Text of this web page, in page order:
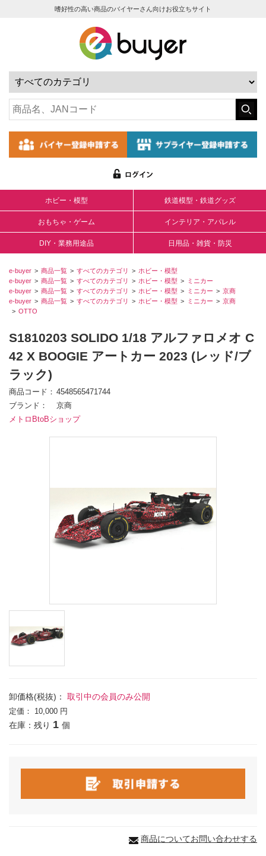
嗜好性の高い商品のバイヤーさん向けお役立ちサイト
ホビー・模型 鉄道模型・鉄道グッズ
おもちゃ・ゲーム インテリア・アパレル
DIY・業務用途品 日用品・雑貨・防災
e-buyer 商品一覧 すべてのカテゴリ
ホビー・模型
e-buyer
商品一覧 すべてのカテゴリ ホビー・模型
ミニカー
e-buyer
商品一覧 すべてのカテゴリ ホビー・模型 ミニカー
京商
e-buyer
商品一覧 すべてのカテゴリ ホビー・模型 ミニカー
京商
OTTO
S1810203 SOLIDO 1/18 アルファロメオ C
42 X BOOGIE アートカー 2023 (レッド/ブ
ラック)
商品コード
4548565471744
ブランド
京商
メトロBtoBショップ
卸価格(税抜)： 取引中の会員のみ公開
定価： 10,000 円
在庫：残り 1 個
商品についてお問い合わせする